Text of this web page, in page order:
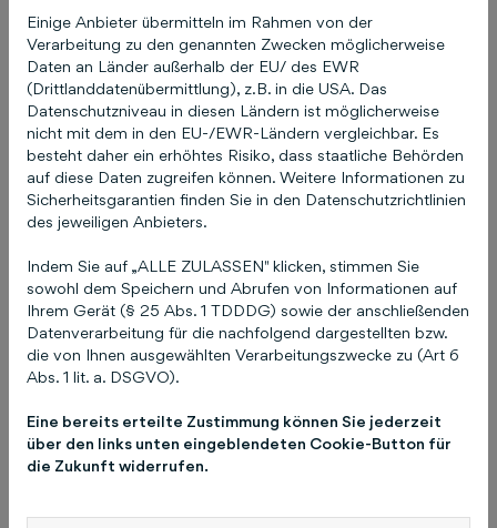
Unternehmenswebseiten und
Suchmaschinenmarketing zur optimalen
Sichtbarkeit im Web. Daneben verfügt die
Schlütersche über ein umfangreiches
Branchenwissen: Mehr als 30 Fachzeitschriften
und -zeitungen, Online-Medien, zahlreiche
Bücher sowie branchenrelevante
Fachveranstaltungen gehören zum Portfolio.
Das Ziel der Schlüterschen ist es, durch die
Verbindung von Branchenexpertise und
Mediendienstleistungen den idealen Marketing-
Auftritt ihrer Kunden zu ermöglichen. Weitere
Informationen finden Sie unter
schluetersche.de.
pitschke@schluetersche.deTelefon: 0511 8550-
8355 Schlütersche Verlagsgesellschaft mbH &
www.schluetersche.de
Einige Anbieter übermitteln im Rahmen von der
Verarbeitung zu den genannten Zwecken möglicherweise
Daten an Länder außerhalb der EU/ des EWR
(Drittlanddatenübermittlung), z.B. in die USA. Das
Datenschutzniveau in diesen Ländern ist möglicherweise
nicht mit dem in den EU-/EWR-Ländern vergleichbar. Es
besteht daher ein erhöhtes Risiko, dass staatliche Behörden
auf diese Daten zugreifen können. Weitere Informationen zu
Sicherheitsgarantien finden Sie in den Datenschutzrichtlinien
des jeweiligen Anbieters.
Indem Sie auf „ALLE ZULASSEN" klicken, stimmen Sie
sowohl dem Speichern und Abrufen von Informationen auf
Ihrem Gerät (§ 25 Abs. 1 TDDDG) sowie der anschließenden
Datenverarbeitung für die nachfolgend dargestellten bzw.
die von Ihnen ausgewählten Verarbeitungszwecke zu (Art 6
Abs. 1 lit. a. DSGVO).
Eine bereits erteilte Zustimmung können Sie jederzeit
über den links unten eingeblendeten Cookie-Button für
die Zukunft widerrufen.